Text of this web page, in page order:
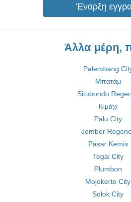
Έναρξη
Άλλα μέρη,
Palembang
Μπατάμ
Situbondo
Κιμάχι
Palu City
Jember
Pasar Kemis
Tegal City
Plumbon
Mojokerto City
Solok City